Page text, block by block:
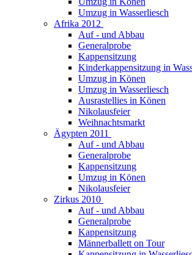
Umzug in Wasserliesch
Afrika 2012
Auf - und Abbau
Generalprobe
Kappensitzung
Kinderkappensitzung in
Umzug in Könen
Umzug in Wasserliesch
Ausrastellies in Könen
Nikolausfeier
Weihnachtsmarkt
Ägypten 2011
Auf - und Abbau
Generalprobe
Kappensitzung
Umzug in Könen
Nikolausfeier
Zirkus 2010
Auf - und Abbau
Generalprobe
Kappensitzung
Männerballett on Tour